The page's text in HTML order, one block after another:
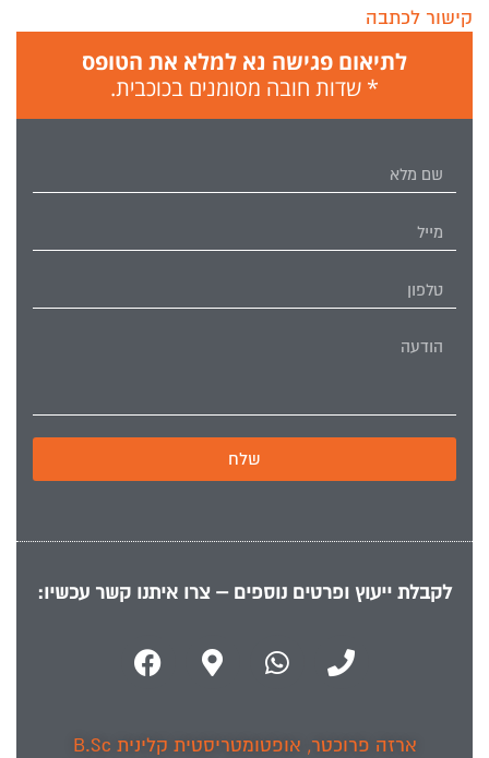
קישור לכתבה
לתיאום פגישה נא למלא את הטופס
* שדות חובה מסומנים בכוכבית.
שלח
לקבלת ייעוץ ופרטים נוספים – צרו איתנו קשר עכשיו:
ארזה פרוכטר, אופטומטריסטית קלינית B.Sc